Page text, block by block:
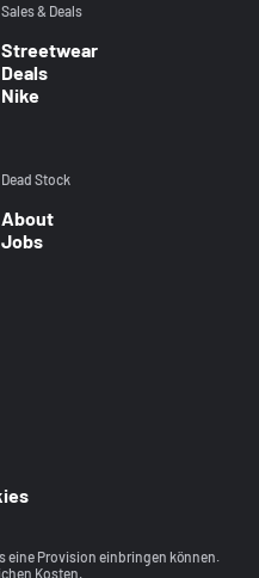
Sales & Deals
Streetwear
Deals
Nike
Dead Stock
About
Jobs
eine Provision einbringen können.
Kosten.